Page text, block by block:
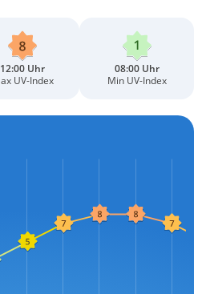
12:00 Uhr
UV-Index
08:00 Uhr
Min UV-Index